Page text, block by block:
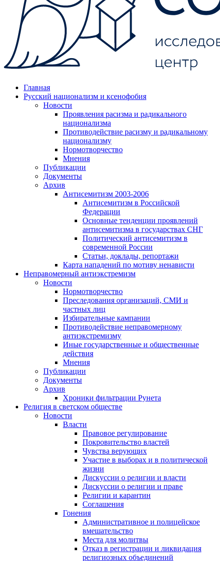
Главная
Русский национализм и ксенофобия
Новости
Проявления расизма и радикального
национализма
Противодействие расизму и радикальному
национализму
Нормотворчество
Мнения
Публикации
Документы
Архив
Антисемитизм 2003-2006
Антисемитизм в Российской
Федерации
Основные тенденции проявлений
антисемитизма в государствах СНГ
Политический антисемитизм в
современной России
Статьи, доклады, репортажи
Карта нападений по мотиву ненависти
Неправомерный антиэкстремизм
Новости
Нормотворчество
Преследования организаций, СМИ и
частных лиц
Избирательные кампании
Противодействие неправомерному
антиэкстремизму
Иные государственные и общественные
действия
Мнения
Публикации
Документы
Архив
Хроники фильтрации Рунета
Религия в светском обществе
Новости
Власти
Правовое регулирование
Покровительство властей
Чувства верующих
Участие в выборах и в политической
жизни
Дискуссии о религии и власти
Дискуссии о религии и праве
Религии и карантин
Соглашения
Гонения
Административное и полицейское
вмешательство
Места для молитвы
Отказ в регистрации и ликвидация
религиозных объединений